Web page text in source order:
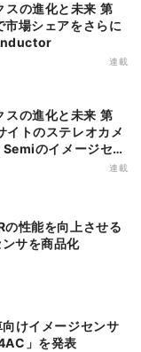
スの進化と未来 第
場シェアをさらに
連載
スの進化と未来 第
イトのステレオカメ
のイメージセン
連載
の性能を向上させる
サを商品化
けイメージセンサ
」を発表